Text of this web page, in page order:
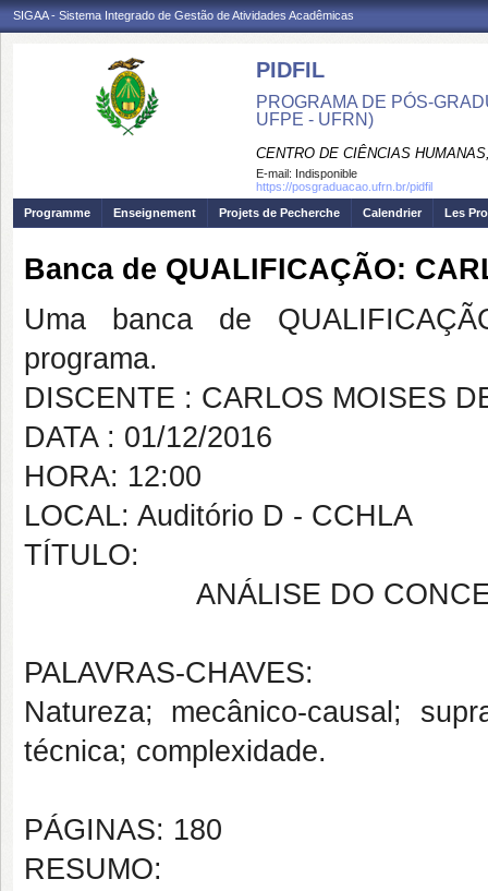
SIGAA - Sistema Integrado de Gestão de Atividades Acadêmicas
PIDFIL
PROGRAMA DE PÓS-
UFPE - UFRN)
CENTRO DE CIÊNCIAS
E-mail: Indisponible
https://posgraduacao.ufrn.br/pidfil
Programme
Enseignement Projets de Pecherche Calendrier Les
Banca de QUALIFICAÇÃO:
Uma banca de
programa.
DISCENTE : CARLOS MOISES
DATA : 01/12/2016
HORA: 12:00
LOCAL: Auditório D - CCHLA
TÍTULO:
ANÁLISE DO
PALAVRAS-CHAVES:
Natureza; mecânico-causal;
técnica; complexidade.
PÁGINAS: 180
RESUMO: